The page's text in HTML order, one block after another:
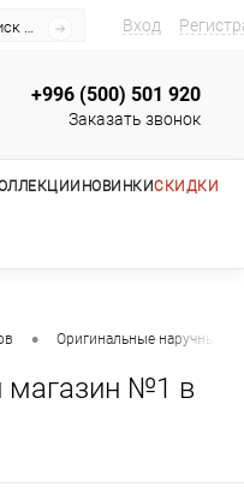
Вход
+996 (500) 501 920
Заказать звонок
НОВИНКИСКИДКИ
• Оригинальные наручные
магазин №1 в